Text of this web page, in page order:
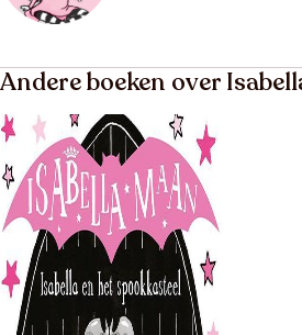
Andere boeken over